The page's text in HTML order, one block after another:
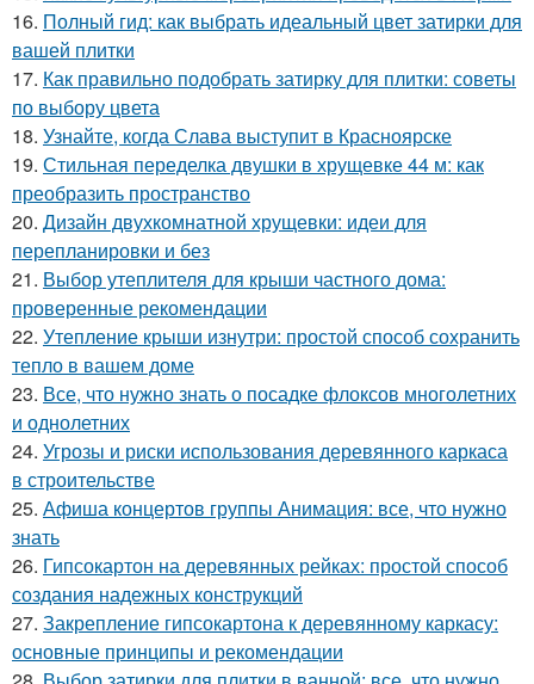
16. Полный гид: как выбрать идеальный цвет затирки для
вашей плитки
17. Как правильно подобрать затирку для плитки: советы
по выбору цвета
18. Узнайте, когда Слава выступит в Красноярске
19. Стильная переделка двушки в хрущевке 44 м: как
преобразить пространство
20. Дизайн двухкомнатной хрущевки: идеи для
перепланировки и без
21. Выбор утеплителя для крыши частного дома:
проверенные рекомендации
22. Утепление крыши изнутри: простой способ сохранить
тепло в вашем доме
23. Все, что нужно знать о посадке флоксов многолетних
и однолетних
24. Угрозы и риски использования деревянного каркаса
в строительстве
25. Афиша концертов группы Анимация: все, что нужно
знать
26. Гипсокартон на деревянных рейках: простой способ
создания надежных конструкций
27. Закрепление гипсокартона к деревянному каркасу:
основные принципы и рекомендации